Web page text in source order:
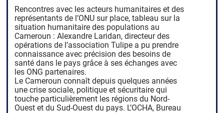
Rencontres avec les acteurs humanitaires et des
représentants de l’ONU sur place, tableau sur la
situation humanitaire des populations au
Cameroun : Alexandre Laridan, directeur des
opérations de l’association Tulipe a pu prendre
connaissance avec précision des besoins de
santé dans le pays grâce à ses échanges avec
les ONG partenaires.
Le Cameroun connaît depuis quelques années
une crise sociale, politique et sécuritaire qui
touche particulièrement les régions du Nord-
Ouest et du Sud-Ouest du pays. L’OCHA, Bureau